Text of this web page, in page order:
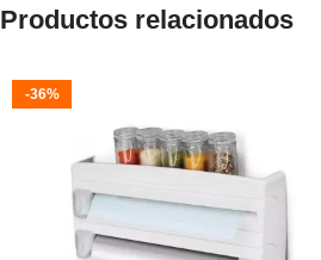
Diseñada para proteger su encimera o
Productos relacionados
-36%